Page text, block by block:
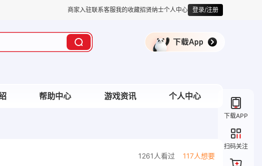
商家入驻联系客服我的收藏招贤纳士个人中心 登录/注册
帮助中心 游戏资讯 个人中心
1261人看过 117人想要
下载APP
扫码关注